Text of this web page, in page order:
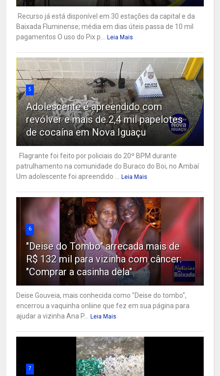
Recurso já está disponível em 30 estações da capital e da
Baixada Fluminense; média em dias úteis passa de 10 mil
pagamentos O uso do Pix p... Leia Mais
5
Adolescente é apreendido com
revólver e mais de 2,4 mil papelotes
de cocaína em Nova Iguaçu
Flagrante foi feito por policiais do 20º BPM durante
patrulhamento na comunidade do Buraco do Boi, no Ambaí
Um adolescente foi apreendido ... Leia Mais
6
"Deise do Tombo" arrecada mais de
R$ 132 mil para vizinha com câncer:
"Comprar a casinha dela"
Deise Gouveia, mais conhecida como "Deise do tombo",
encerrou a vaquinha onliine que fez em sua página para
ajudar a vizinha Ana P... Leia Mais
7